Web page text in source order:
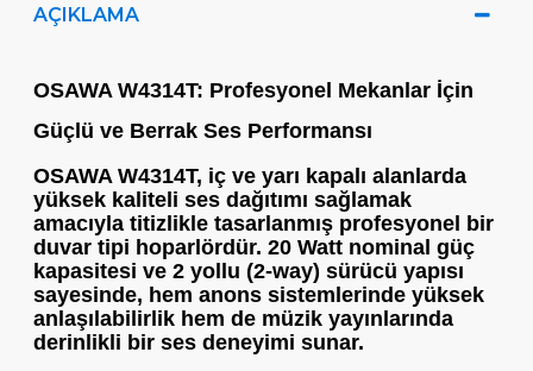
AÇIKLAMA
OSAWA W4314T: Profesyonel Mekanlar İçin
Güçlü ve Berrak Ses Performansı
OSAWA W4314T, iç ve yarı kapalı alanlarda
yüksek kaliteli ses dağıtımı sağlamak
amacıyla titizlikle tasarlanmış profesyonel bir
duvar tipi hoparlördür. 20 Watt nominal güç
kapasitesi ve 2 yollu (2-way) sürücü yapısı
sayesinde, hem anons sistemlerinde yüksek
anlaşılabilirlik hem de müzik yayınlarında
derinlikli bir ses deneyimi sunar.